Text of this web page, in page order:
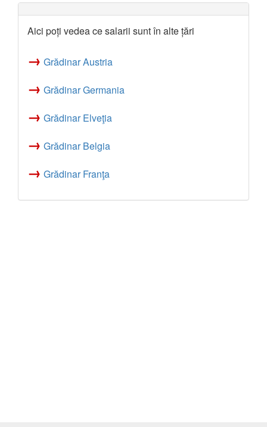
Aici poți vedea ce salarii sunt în alte țări
→ Grădinar Austria
→ Grădinar Germania
→ Grădinar Elveţia
→ Grădinar Belgia
→ Grădinar Franţa